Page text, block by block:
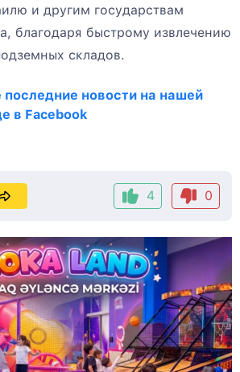
и другим государствам
благодаря быстрому извлечению
складов.
последние новости на нашей
в Facebook
4 0